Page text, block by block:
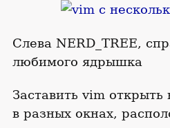
Слева NERD_TREE,
любимого ядрышка
Заставить vim открыть
в разных окнах,